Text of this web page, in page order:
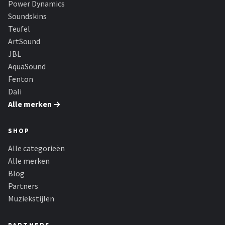
Dali
Ultimea
Alle merken →
Power Dynamics
Soundskins
Teufel
ArtSound
JBL
AquaSound
Fenton
Dali
Alle merken →
SHOP
Alle categorieën
Alle merken
Blog
Partners
Muziekstijlen